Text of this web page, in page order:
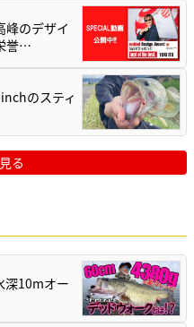
峰のデザイ
誉…
のスティ
る
深10mオー